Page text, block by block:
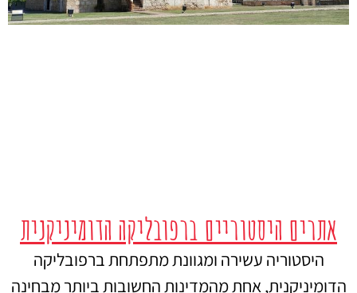
אתרים היסטוריים ברפובליקה הדומיניקנית
היסטוריה עשירה ומגוונת מתפתחת ברפובליקה
הדומיניקנית, אחת מהמדינות החשובות ביותר מבחינה